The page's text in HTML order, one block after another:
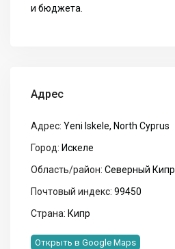
и бюджета.
Адрес
Адрес: Yeni Iskele, North Cyprus
Город: Искеле
Область/район: Северный Кипр
Почтовый индекс: 99450
Страна: Кипр
Открыть в Google Maps